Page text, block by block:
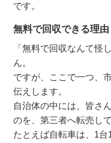
です。
無料で回収できる理由
「無料で回収なんて怪
ん。
ですが、ここで一つ、
伝えします。
自治体の中には、皆さ
のを、第三者へ転売し
たとえば自転車は、1台